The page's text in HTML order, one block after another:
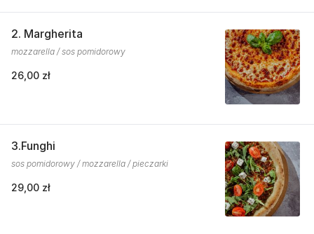
2. Margherita
mozzarella / sos pomidorowy
26,00 zł
3.Funghi
sos pomidorowy / mozzarella / pieczarki
29,00 zł